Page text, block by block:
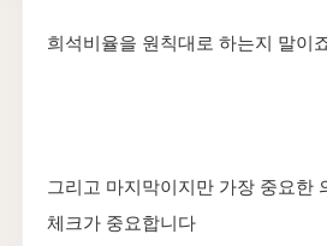
희석비율을 원칙대로 하는지 말이
그리고 마지막이지만 가장 중요한
체크가 중요합니다